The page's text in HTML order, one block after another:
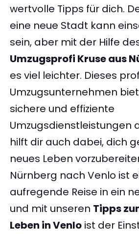
wertvolle Tipps für dich.
eine neue Stadt kann
sein, aber mit der Hilfe
Umzugsprofi Kruse aus
es viel leichter. Dieses
Umzugsunternehmen
sichere und effiziente
Umzugsdienstleistungen
hilft dir auch dabei, dich
neues Leben
Nürnberg nach Venlo ist
aufregende Reise in ein
und mit unseren Tipps
Leben in Venlo ist der